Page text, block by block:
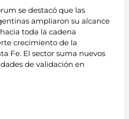
se destacó que las
ampliaron su alcance
toda la cadena
crecimiento de la
Fe. El sector suma nuevos
de validación en